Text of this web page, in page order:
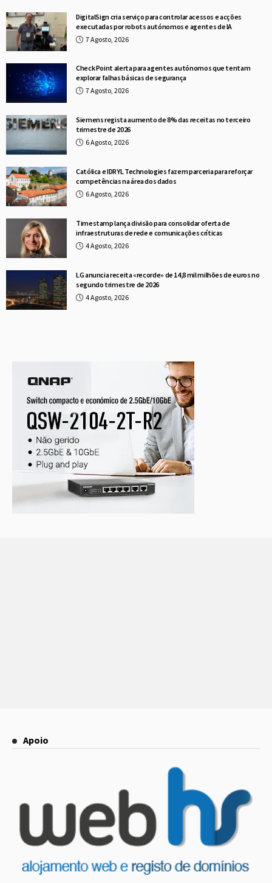
DigitalSign cria serviço para controlar acessos e acções
executadas por robots autónomos e agentes de IA
7 Agosto, 2026
Check Point alerta para agentes autónomos que tentam
explorar falhas básicas de segurança
7 Agosto, 2026
Siemens regista aumento de 8% das receitas no terceiro
trimestre de 2026
6 Agosto, 2026
Católica e IDRYL Technologies fazem parceria para reforçar
competências na área dos dados
6 Agosto, 2026
Timestamp lança divisão para consolidar oferta de
infraestruturas de rede e comunicações críticas
4 Agosto, 2026
LG anuncia receita «recorde» de 14,8 mil milhões de euros no
segundo trimestre de 2026
4 Agosto, 2026
Apoio